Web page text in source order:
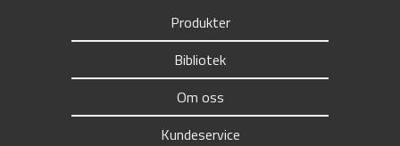
Produkter
Bibliotek
Om oss
Kundeservice